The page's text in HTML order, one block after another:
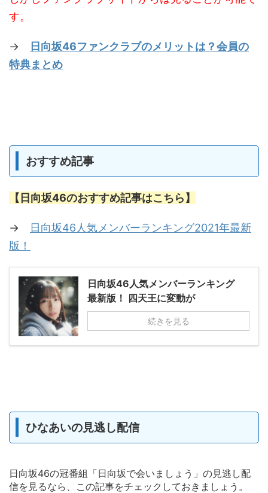
す。
→
日向坂46ファンクラブのメリットは？会員の
特典まとめ
おすすめ記事
【日向坂46のおすすめ記事はこちら】
→
日向坂46人気メンバーランキング2021年最新
版！
日向坂46人気メンバーランキング
最新版！ 四天王に変動が
続きを見る
ひなあいの見逃し配信
日向坂46の冠番組「日向坂で会いましょう」の見逃し配
信を見るなら、この記事をチェックしておきましょう。